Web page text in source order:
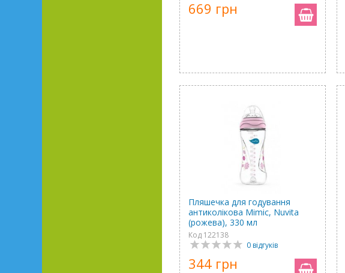
669 грн
Пляшечка для годування
антиколікова Mimic, Nuvita
(рожева), 330 мл
Код 122138
0 відгуків
344 грн